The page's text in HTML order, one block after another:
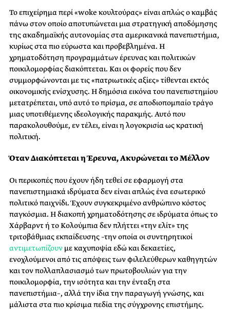
Το επιχείρημα περί «woke κουλτούρας» είναι απλώς ο καμβάς
πάνω στον οποίο αποτυπώνεται μια στρατηγική αποδόμησης
της ακαδημαϊκής αυτονομίας στα αμερικανικά πανεπιστήμια,
κυρίως στα πιο εύρωστα και προβεβλημένα. Η
χρηματοδότηση προγραμμάτων έρευνας και πολιτικών
ποικιλομορφίας διακόπτεται. Και οι φορείς που δεν
συμμορφώνονται με τις «πατριωτικές αξίες» τίθενται εκτός
οικονομικής ενίσχυσης. Η δημόσια εικόνα του πανεπιστημίου
μετατρέπεται, υπό αυτό το πρίσμα, σε αποδιοπομπαίο τράγο
μιας υποτιθέμενης ιδεολογικής παρακμής. Αυτό που
παρακολουθούμε, εν τέλει, είναι η λογοκρισία ως κρατική
πολιτική.
Όταν Διακόπτεται η Έρευνα, Ακυρώνεται το Μέλλον
Οι περικοπές που έχουν ήδη τεθεί σε εφαρμογή στα
πανεπιστημιακά ιδρύματα δεν είναι απλώς ένα εσωτερικό
πολιτικό παιχνίδι. Έχουν συγκεκριμένο ανθρώπινο κόστος
παγκόσμια. Η διακοπή χρηματοδότησης σε ιδρύματα όπως το
Χάρβαρντ ή το Κολούμπια δεν πλήττει «την ελίτ» της
τριτοβάθμιας εκπαίδευσης –την οποία οι συντηρητικοί
αντιμετωπίζουν με καχυποψία εδώ και δεκαετίες,
ενοχλούμενοι από τις απόψεις των φιλελεύθερων καθηγητών
και τον πολλαπλασιασμό των πρωτοβουλιών για την
ποικιλομορφία, την ισότητα και την ένταξη στα
πανεπιστήμια–, αλλά την ίδια την παραγωγή γνώσης, και
μάλιστα στα πιο κρίσιμα πεδία της σύγχρονης επιστήμης.